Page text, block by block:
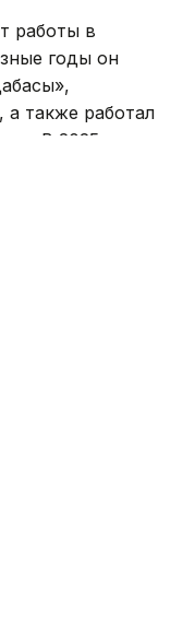
работы в
годы он
а также работал
В 2025 году